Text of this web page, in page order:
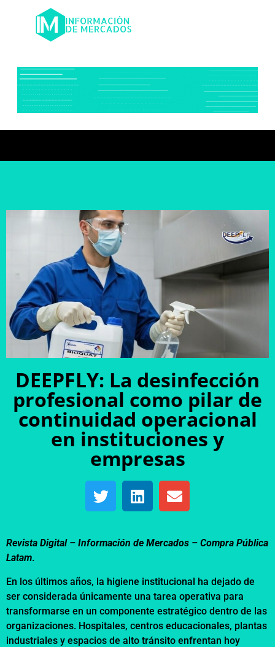
DEEPFLY: La desinfección
profesional como pilar de
continuidad operacional
en instituciones y
empresas
Revista Digital – Información de Mercados – Compra Pública
Latam.
En los últimos años, la higiene institucional ha dejado de
ser considerada únicamente una tarea operativa para
transformarse en un componente estratégico dentro de las
organizaciones. Hospitales, centros educacionales, plantas
industriales y espacios de alto tránsito enfrentan hoy